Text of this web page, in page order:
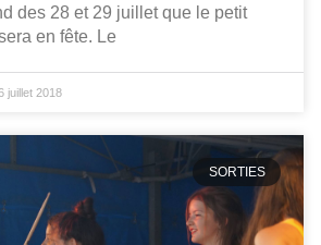
des 28 et 29 juillet que le petit
en fête. Le
juillet 2018
SORTIES